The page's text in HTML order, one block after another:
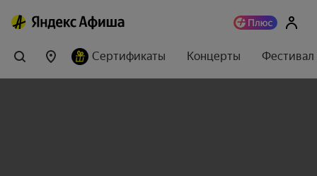
Сертификаты Концерты